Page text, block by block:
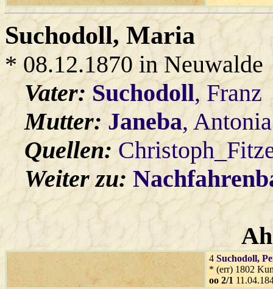
Suchodoll, Maria
* 08.12.1870 in Neuwalde
Vater:Suchodoll, Franz
Mutter: Janeba, Antonia
Quellen:
Weiter zu:
4 Suchodoll,
* (err) 1802
oo 2/1